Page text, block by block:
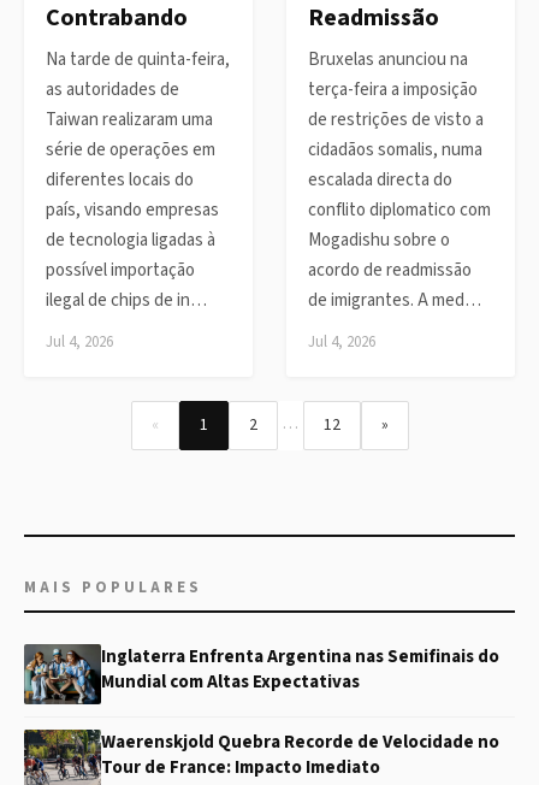
Contrabando
Na tarde de quinta-feira,
as autoridades de
Taiwan realizaram uma
série de operações em
diferentes locais do
país, visando empresas
de tecnologia ligadas à
possível importação
ilegal de chips de in…
Jul 4, 2026
Readmissão
Bruxelas anunciou na
terça-feira a imposição
de restrições de visto a
cidadãos somalis, numa
escalada directa do
conflito diplomatico com
Mogadishu sobre o
acordo de readmissão
de imigrantes. A med…
Jul 4, 2026
« 1 2 … 12 »
MAIS POPULARES
Inglaterra Enfrenta Argentina nas Semifinais do
Mundial com Altas Expectativas
Waerenskjold Quebra Recorde de Velocidade no
Tour de France: Impacto Imediato